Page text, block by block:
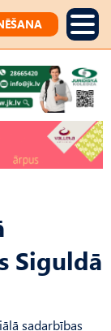
Siguldā
sadarbības